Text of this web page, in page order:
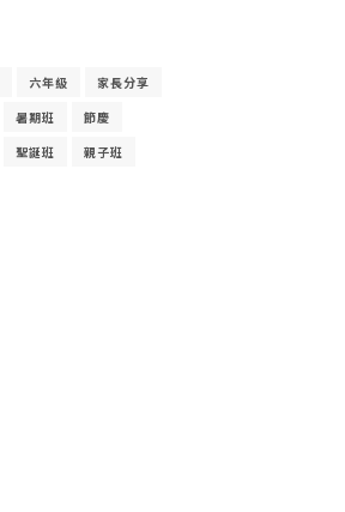
六年級
家長分享
暑期班
節慶
聖誕班
親子班